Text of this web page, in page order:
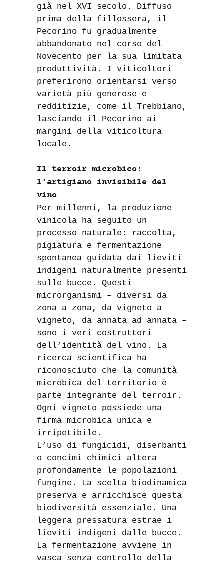
già nel XVI secolo. Diffuso
prima della fillossera, il
Pecorino fu gradualmente
abbandonato nel corso del
Novecento per la sua limitata
produttività. I viticoltori
preferirono orientarsi verso
varietà più generose e
redditizie, come il Trebbiano,
lasciando il Pecorino ai
margini della viticoltura
locale.
Il terroir microbico:
l’artigiano invisibile del
vino
Per millenni, la produzione
vinicola ha seguito un
processo naturale: raccolta,
pigiatura e fermentazione
spontanea guidata dai lieviti
indigeni naturalmente presenti
sulle bucce. Questi
microrganismi – diversi da
zona a zona, da vigneto a
vigneto, da annata ad annata –
sono i veri costruttori
dell’identità del vino. La
ricerca scientifica ha
riconosciuto che la comunità
microbica del territorio è
parte integrante del terroir.
Ogni vigneto possiede una
firma microbica unica e
irripetibile.
L’uso di fungicidi, diserbanti
o concimi chimici altera
profondamente le popolazioni
fungine. La scelta biodinamica
preserva e arricchisce questa
biodiversità essenziale. Una
leggera pressatura estrae i
lieviti indigeni dalle bucce.
La fermentazione avviene in
vasca senza controllo della